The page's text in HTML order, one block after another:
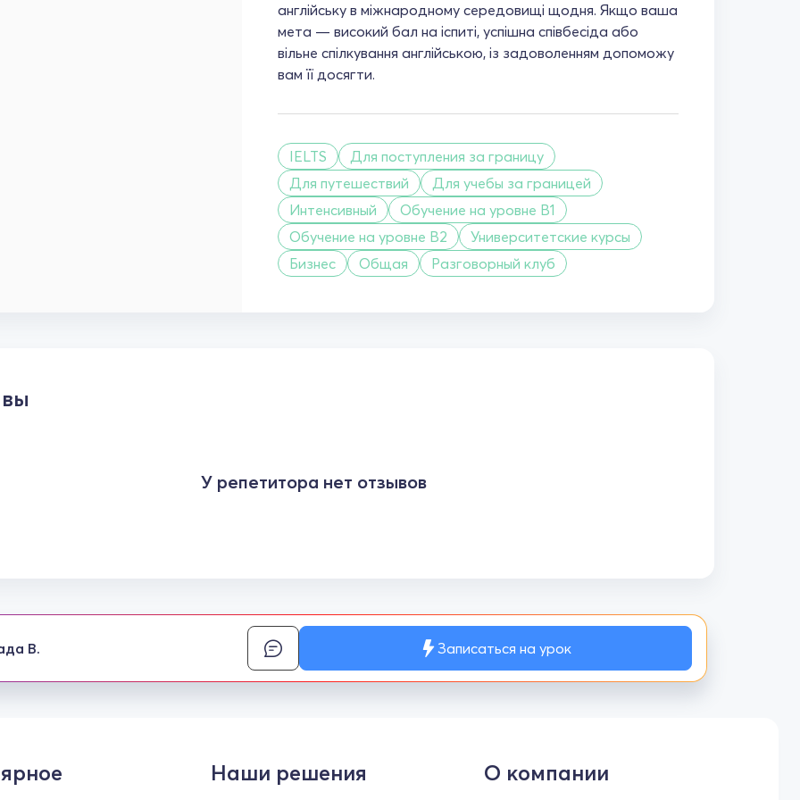
англійську в міжнародному середовищі щодня. Якщо ваша
мета — високий бал на іспиті, успішна співбесіда або
вільне спілкування англійською, із задоволенням допоможу
вам її досягти.
IELTS
Для поступления за границу
Для путешествий
Для учебы за границей
Интенсивный
Обучение на уровне B1
Обучение на уровне B2
Университетские курсы
Бизнес
Общая Разговорный клуб
У репетитора нет отзывов
В. Записаться на урок
Наши решения О компании